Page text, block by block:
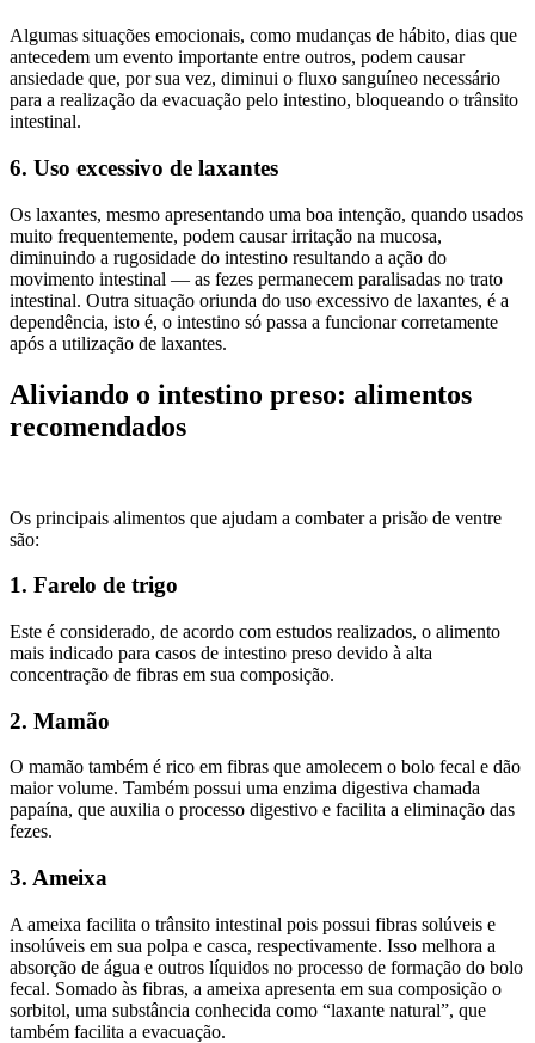
Algumas situações emocionais, como mudanças de hábito, dias que
antecedem um evento importante entre outros, podem causar
ansiedade que, por sua vez, diminui o fluxo sanguíneo necessário
para a realização da evacuação pelo intestino, bloqueando o trânsito
intestinal.
6. Uso excessivo de laxantes
Os laxantes, mesmo apresentando uma boa intenção, quando usados
muito frequentemente, podem causar irritação na mucosa,
diminuindo a rugosidade do intestino resultando a ação do
movimento intestinal — as fezes permanecem paralisadas no trato
intestinal. Outra situação oriunda do uso excessivo de laxantes, é a
dependência, isto é, o intestino só passa a funcionar corretamente
após a utilização de laxantes.
Aliviando o intestino preso: alimentos
recomendados
Os principais alimentos que ajudam a combater a prisão de ventre
são:
1. Farelo de trigo
Este é considerado, de acordo com estudos realizados, o alimento
mais indicado para casos de intestino preso devido à alta
concentração de fibras em sua composição.
2. Mamão
O mamão também é rico em fibras que amolecem o bolo fecal e dão
maior volume. Também possui uma enzima digestiva chamada
papaína, que auxilia o processo digestivo e facilita a eliminação das
fezes.
3. Ameixa
A ameixa facilita o trânsito intestinal pois possui fibras solúveis e
insolúveis em sua polpa e casca, respectivamente. Isso melhora a
absorção de água e outros líquidos no processo de formação do bolo
fecal. Somado às fibras, a ameixa apresenta em sua composição o
sorbitol, uma substância conhecida como “laxante natural”, que
também facilita a evacuação.